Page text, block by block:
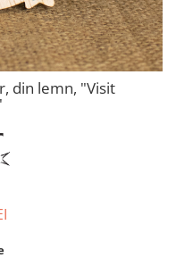
din lemn, "Visit